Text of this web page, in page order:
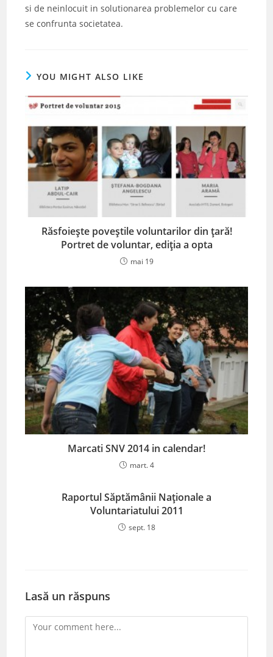
si de neinlocuit in solutionarea problemelor cu care
se confrunta societatea.
YOU MIGHT ALSO LIKE
Răsfoiește poveștile voluntarilor din țară!
Portret de voluntar, ediția a opta
mai 19
Marcati SNV 2014 in calendar!
mart. 4
Raportul Săptămânii Naționale a
Voluntariatului 2011
sept. 18
Lasă un răspuns
Comment